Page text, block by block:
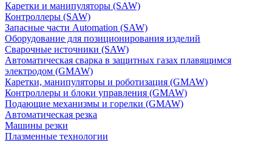
Каретки и манипуляторы (SAW)
Контроллеры (SAW)
Запасные части Automation (SAW)
Оборудование для позиционирования изделий
Сварочные источники (SAW)
Автоматическая сварка в защитных газах плавящимся
электродом (GMAW)
Каретки, манипуляторы и роботизация (GMAW)
Контроллеры и блоки управления (GMAW)
Подающие механизмы и горелки (GMAW)
Автоматическая резка
Машины резки
Плазменные технологии